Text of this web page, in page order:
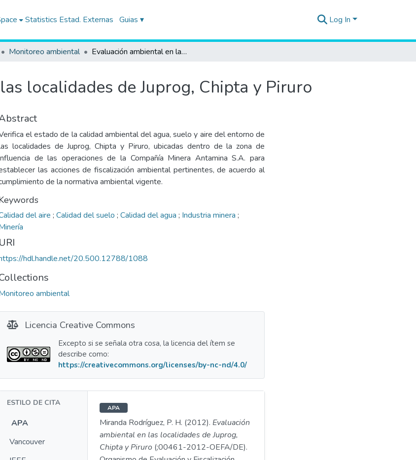
Statistics Estad. Externas Guias ▾ Log In
Monitoreo ambiental Evaluación ambiental en las localidades de Juprog, Chipta y Piruro
localidades de Juprog, Chipta y Piruro
el estado de la calidad ambiental del agua, suelo y aire del entorno de
localidades de Juprog, Chipta y Piruro, ubicadas dentro de la zona de
de las operaciones de la Compañía Minera Antamina S.A. para
las acciones de fiscalización ambiental pertinentes, de acuerdo al
de la normativa ambiental vigente.
del aire ; Calidad del suelo ; Calidad del agua ; Industria minera ;
URI
hdl.handle.net/20.500.12788/1088
ambiental
Licencia Creative Commons
Excepto si se señala otra cosa, la licencia del ítem se
describe como:
https://creativecommons.org/licenses/by-nc-nd/4.0/
ESTILO DE CITA
APA
Vancouver
APA
Miranda Rodríguez, P. H. (2012). Evaluación
ambiental en las localidades de Juprog,
Chipta y Piruro (;00461-2012-OEFA/DE).